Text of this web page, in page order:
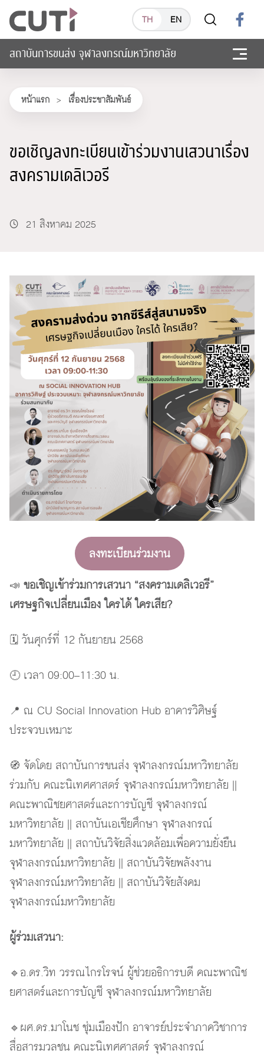
TH EN
สถาบันการขนส่ง จุฬาลงกรณ์มหาวิทยาลัย
หน้าแรก > เรื่องประชาสัมพันธ์
ขอเชิญลงทะเบียนเข้าร่วมงานเสวนาเรื่อง
สงครามเดลิเวอรี
21 สิงหาคม 2025
ลงทะเบียนร่วมงาน
📣 ขอเชิญเข้าร่วมการเสวนา “สงครามเดลิเวอรี”
เศรษฐกิจเปลี่ยนเมือง ใครได้ ใครเสีย?
🗓 วันศุกร์ที่ 12 กันยายน 2568
🕘 เวลา 09:00–11:30 น.
📍 ณ CU Social Innovation Hub อาคารวิศิษฐ์
ประจวบเหมาะ
🧭 จัดโดย สถาบันการขนส่ง จุฬาลงกรณ์มหาวิทยาลัย
ร่วมกับ คณะนิเทศศาสตร์ จุฬาลงกรณ์มหาวิทยาลัย ||
คณะพาณิชยศาสตร์และการบัญชี จุฬาลงกรณ์
มหาวิทยาลัย || สถาบันเอเชียศึกษา จุฬาลงกรณ์
มหาวิทยาลัย || สถาบันวิจัยสิ่งแวดล้อมเพื่อความยั่งยืน
จุฬาลงกรณ์มหาวิทยาลัย || สถาบันวิจัยพลังงาน
จุฬาลงกรณ์มหาวิทยาลัย || สถาบันวิจัยสังคม
จุฬาลงกรณ์มหาวิทยาลัย
ผู้ร่วมเสวนา:
🔹อ.ดร.วิท วรรณไกรโรจน์ ผู้ช่วยอธิการบดี คณะพาณิช
ยศาสตร์และการบัญชี จุฬาลงกรณ์มหาวิทยาลัย
🔹ผศ.ดร.มาโนช ชุ่มเมืองปัก อาจารย์ประจำภาควิชาการ
สื่อสารมวลชน คณะนิเทศศาสตร์ จุฬาลงกรณ์